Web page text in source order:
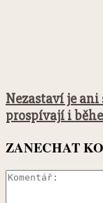
Nezastaví je
prospívají i
ZANECHAT